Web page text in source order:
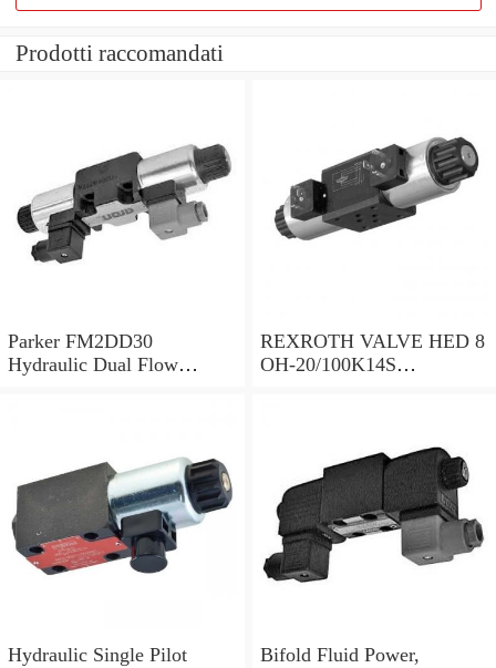
Prodotti raccomandati
Parker FM2DD30
Hydraulic Dual Flow
REXROTH VALVE HED 8
OH-20/100K14S
Hydraulic Single Pilot
Bifold Fluid Power,